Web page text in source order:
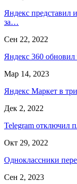
Яндекс представил
за…
Сен 22, 2022
Яндекс 360
Мар 14, 2023
Яндекс Маркет в три
Дек 2, 2022
Telegram отключил
Окт 29, 2022
Одноклассники
Сен 2, 2023